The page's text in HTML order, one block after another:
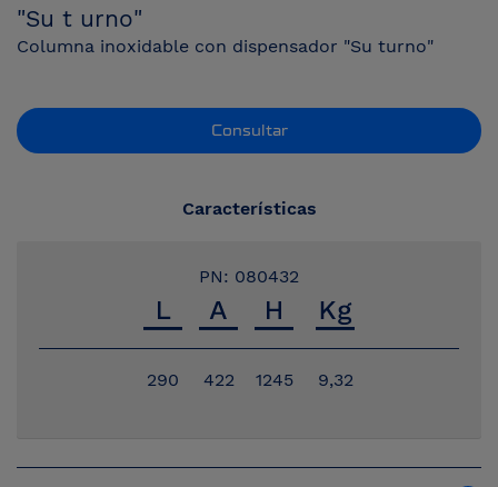
"Su t urno"
Columna inoxidable con dispensador "Su turno"
Consultar
Características
PN: 080432
290 422 1245 9,32